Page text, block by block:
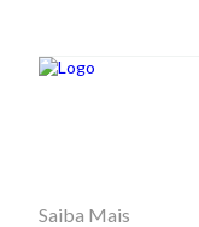
Saiba Mais